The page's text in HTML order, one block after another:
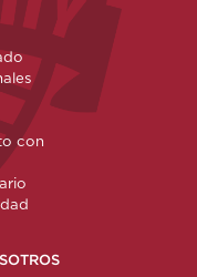
con